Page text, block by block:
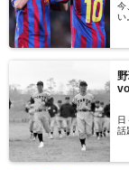
今
い
で
ス
（
日
話
取